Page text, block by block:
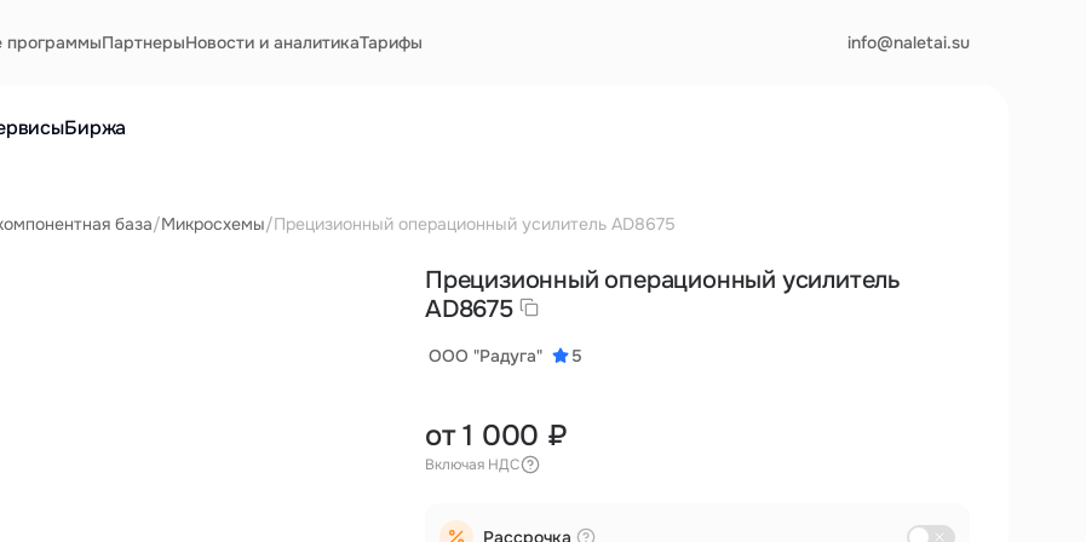
программыПартнерыНовости и аналитикаТарифы info@naletai.su
Биржа
база/Микросхемы/Прецизионный операционный усилитель AD8675
Прецизионный операционный усилитель
AD8675
ООО "Радуга" 5
от 1 000 ₽
Включая НДС
Рассрочка